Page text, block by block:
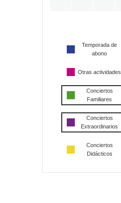
Temporada de
abono
Otras actividades
Conciertos
Familiares
Conciertos
Extraordinarios
Conciertos
Didácticos